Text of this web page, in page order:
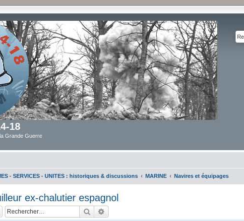
18
Grande Guerre
- SERVICES - UNITES : historiques & discussions MARINE Navires et équipages
ex-chalutier espagnol
Rechercher